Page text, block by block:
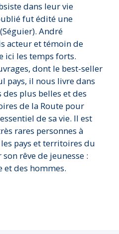
dans leur vie
fut édité une
André
acteur et témoin de
ici les temps forts.
dont le best-seller
pays, il nous livre dans
plus belles et des
de la Route pour
de sa vie. Il est
rares personnes à
pays et territoires du
rêve de jeunesse :
et des hommes.